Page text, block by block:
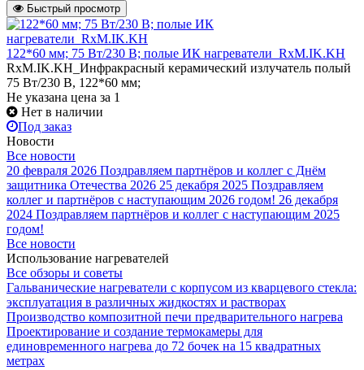
Быстрый просмотр
122*60 мм; 75 Вт/230 В; полые ИК нагреватели_RxM.IK.KH
RxM.IK.KH_Инфракрасный керамический излучатель полый
75 Вт/230 В, 122*60 мм;
Не указана цена за 1
Нет в наличии
Под заказ
Новости
Все новости
20 февраля 2026 Поздравляем партнёров и коллег с Днём
защитника Отечества 2026 25 декабря 2025 Поздравляем
коллег и партнёров с наступающим 2026 годом! 26 декабря
2024 Поздравляем партнёров и коллег с наступающим 2025
годом!
Все новости
Использование нагревателей
Все обзоры и советы
Гальванические нагреватели с корпусом из кварцевого стекла:
эксплуатация в различных жидкостях и растворах
Производство композитной печи предварительного нагрева
Проектирование и создание термокамеры для
единовременного нагрева до 72 бочек на 15 квадратных
метрах